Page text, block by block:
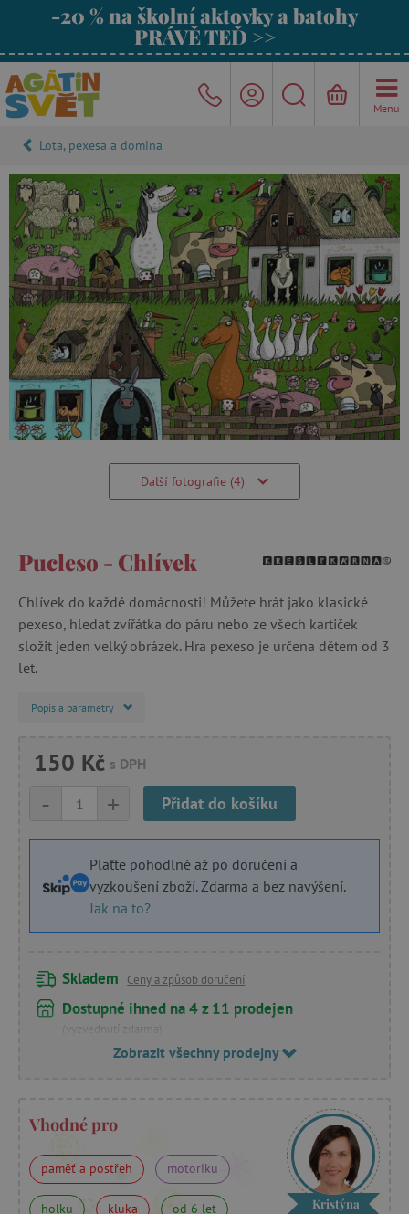
-20 % na školní aktovky a batohy
PRÁVĚ TEĎ >>
Menu
Lota, pexesa a domina
Další fotografie (4)
Pucleso - Chlívek
Chlívek do každé domácnosti! Můžete hrát jako klasické
pexeso, hledat zvířátka do páru nebo ze všech kartiček
složit jeden velký obrázek. Hra pexeso je určena dětem od 3
let.
Popis a parametry
150 Kč s DPH
+
- Přidat do košíku
Plaťte pohodlně až po doručení a
vyzkoušení zboží. Zdarma a bez navýšení.
Jak na to?
Skladem Ceny a způsob doručení
Dostupné ihned na 4 z 11 prodejen
(vyzvednutí zdarma)
Zobrazit všechny prodejny
Vhodné pro
paměť a postřeh motoriku
holku kluka od 6 let Kristýna